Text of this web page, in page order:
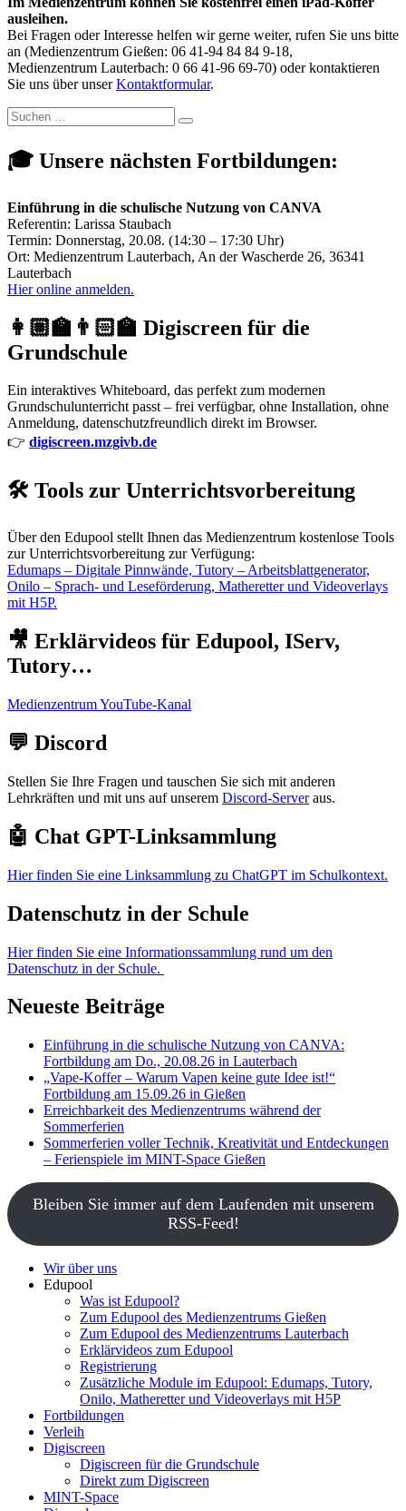
ausleihen.
Bei Fragen oder Interesse helfen wir gerne weiter, rufen Sie uns bitte
an (Medienzentrum Gießen: 06 41-94 84 84 9-18,
Medienzentrum Lauterbach: 0 66 41-96 69-70) oder kontaktieren
Sie uns über unserKontaktformular.
Suchen
nach:
Suchen
🎓 Unsere nächsten Fortbildungen:
Einführung in die schulische Nutzung von CANVA
Referentin: Larissa Staubach
Termin: Donnerstag, 20.08. (14:30 – 17:30 Uhr)
Ort: Medienzentrum Lauterbach, An der Wascherde 26, 36341
Lauterbach
Hier online anmelden.
👩🏼‍🏫👨🏻‍🏫 Digiscreen für die
Grundschule
Ein interaktives Whiteboard, das perfekt zum modernen
Grundschulunterricht passt – frei verfügbar, ohne Installation, ohne
Anmeldung, datenschutzfreundlich direkt im Browser.
👉 digiscreen.mzgivb.de
🛠️ Tools zur Unterrichtsvorbereitung
Über den Edupool stellt Ihnen das Medienzentrum kostenlose Tools
zur Unterrichtsvorbereitung zur Verfügung:
Edumaps – Digitale Pinnwände, Tutory – Arbeitsblattgenerator,
Onilo – Sprach- und Leseförderung, Matheretter und Videoverlays
mit H5P.
🎥 Erklärvideos für Edupool, IServ,
Tutory…
Medienzentrum YouTube-Kanal
💬 Discord
Stellen Sie Ihre Fragen und tauschen Sie sich mit anderen
Lehrkräften und mit uns auf unserem Discord-Serveraus.
🤖 Chat GPT-Linksammlung
Hier finden Sie eine Linksammlung zu ChatGPT im Schulkontext.
Datenschutz in der Schule
Hier finden Sie eine Informationssammlung rund um den
Datenschutz in der Schule.
Neueste Beiträge
Einführung in die schulische Nutzung von CANVA:
Fortbildung am Do., 20.08.26 in Lauterbach
„Vape-Koffer – Warum Vapen keine gute Idee ist!“
Fortbildung am 15.09.26 in Gießen
Erreichbarkeit des Medienzentrums während der
Sommerferien
Sommerferien voller Technik, Kreativität und Entdeckungen
– Ferienspiele im MINT-Space Gießen
Bleiben Sie immer auf dem Laufenden mit unserem
RSS-Feed!
Wir über uns
Edupool
Was ist Edupool?
Zum Edupool des Medienzentrums Gießen
Zum Edupool des Medienzentrums Lauterbach
Erklärvideos zum Edupool
Registrierung
Zusätzliche Module im Edupool: Edumaps, Tutory,
Onilo, Matheretter und Videoverlays mit H5P
Fortbildungen
Verleih
Digiscreen
Digiscreen für die Grundschule
Direkt zum Digiscreen
MINT-Space